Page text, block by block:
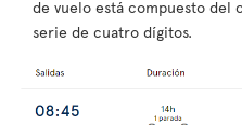
de vuelo está compuesto del
serie de cuatro dígitos.